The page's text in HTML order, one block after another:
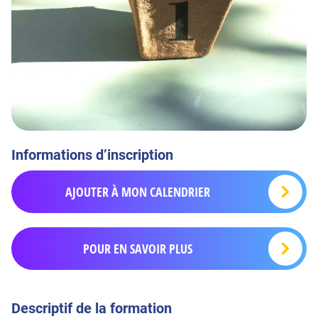
Informations d’inscription
AJOUTER À MON CALENDRIER
POUR EN SAVOIR PLUS
Descriptif de la formation